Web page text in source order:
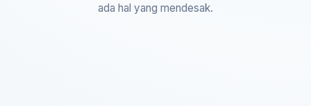
ada hal yang mendesak.